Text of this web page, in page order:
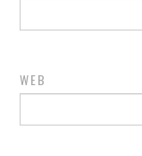
WEB